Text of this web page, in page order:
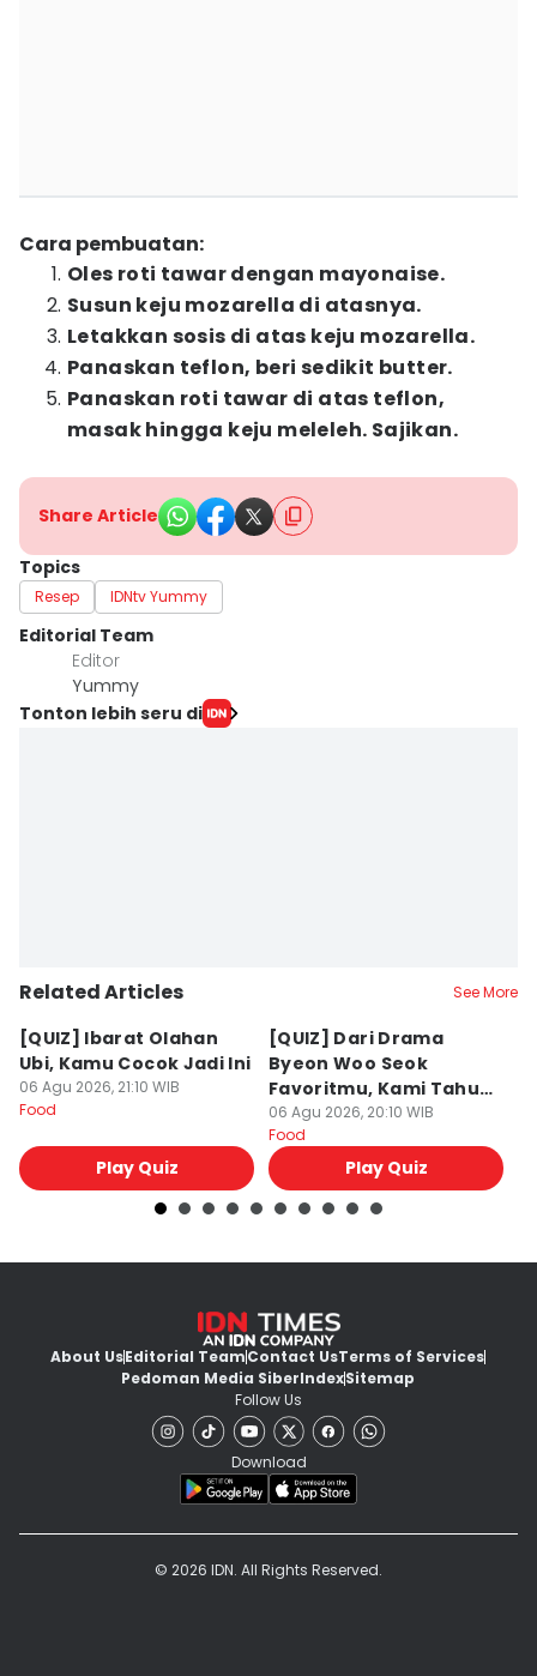
Cara pembuatan:
Oles roti tawar dengan mayonaise.
Susun keju mozarella di atasnya.
Letakkan sosis di atas keju mozarella.
Panaskan teflon, beri sedikit butter.
Panaskan roti tawar di atas teflon,
masak hingga keju meleleh. Sajikan.
Share Article
Topics
Resep IDNtv Yummy
Editorial Team
Editor
Yummy
Tonton lebih seru di
Related Articles See More
[QUIZ] Ibarat Olahan
Ubi, Kamu Cocok Jadi Ini
06 Agu 2026, 21:10 WIB
Food
Play Quiz
[QUIZ] Dari Drama
Byeon Woo Seok
Favoritmu, Kami Tahu
Makanan yang Cocok
untukmu
06 Agu 2026, 20:10 WIB
Food
Play Quiz
About UsEditorial TeamContact UsTerms of Services
Pedoman Media SiberIndexSitemap
Follow Us
Download
© 2026 IDN. All Rights Reserved.